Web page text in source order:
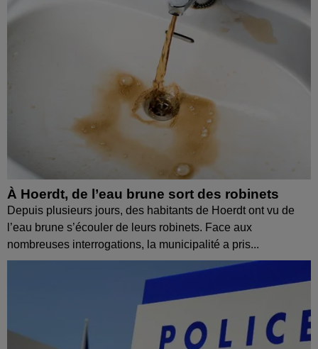
À Hoerdt, de l’eau brune sort des robinets
Depuis plusieurs jours, des habitants de Hoerdt ont vu de
l’eau brune s’écouler de leurs robinets. Face aux
nombreuses interrogations, la municipalité a pris...